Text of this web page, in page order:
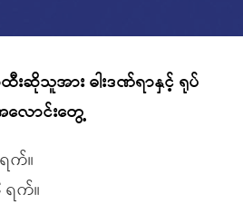
းဆိုသူအား ဓါးဒဏ်ရာနှင့် ရုပ်
လောင်းတွေ့
က်။
ရက်။